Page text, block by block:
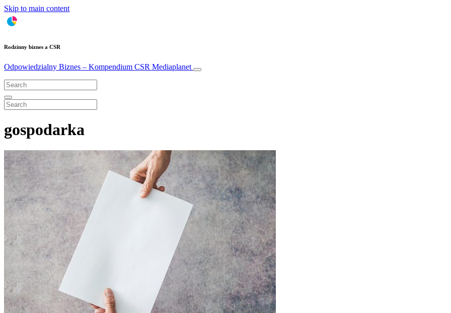
Skip to main content
Rodzinny biznes a CSR
Odpowiedzialny Biznes – Kompendium CSR Mediaplanet
gospodarka